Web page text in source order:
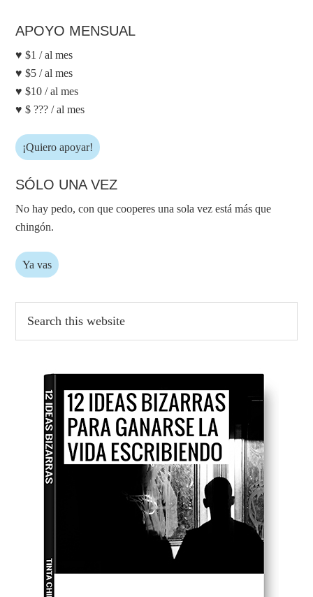
APOYO MENSUAL
♥ $1 / al mes
♥ $5 / al mes
♥ $10 / al mes
♥ $ ??? / al mes
¡Quiero apoyar!
SÓLO UNA VEZ
No hay pedo, con que cooperes una sola vez está más que
chingón.
Ya vas